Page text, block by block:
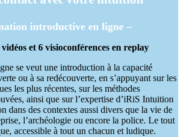
introductive en ligne –
et 6 visioconférences en replay
se veut une introduction à la capacité
ou à sa redécouverte, en s’appuyant sur les
les plus récentes, sur les méthodes
ainsi que sur l’expertise d’iRiS Intuition
dans des contextes aussi divers que la vie de
l’archéologie ou encore la police. Le tout
accessible à tout un chacun et ludique.